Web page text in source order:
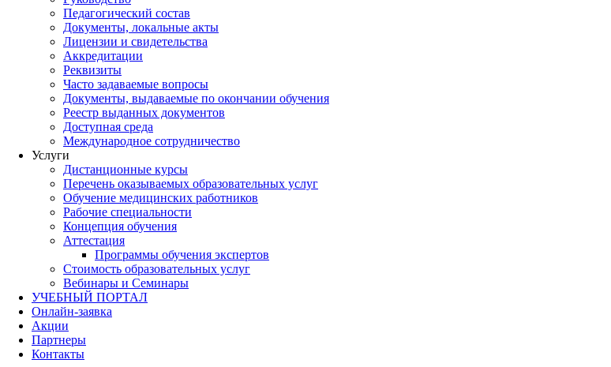
Педагогический состав
Документы, локальные акты
Лицензии и свидетельства
Аккредитации
Реквизиты
Часто задаваемые вопросы
Документы, выдаваемые по окончании обучения
Реестр выданных документов
Доступная среда
Международное сотрудничество
Услуги
Дистанционные курсы
Перечень оказываемых образовательных услуг
Обучение медицинских работников
Рабочие специальности
Концепция обучения
Аттестация
Программы обучения экспертов
Стоимость образовательных услуг
Вебинары и Семинары
УЧЕБНЫЙ ПОРТАЛ
Онлайн-заявка
Акции
Партнеры
Контакты